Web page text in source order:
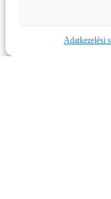
Adatkezelési
a fiúkat, múlt
kivitelezések